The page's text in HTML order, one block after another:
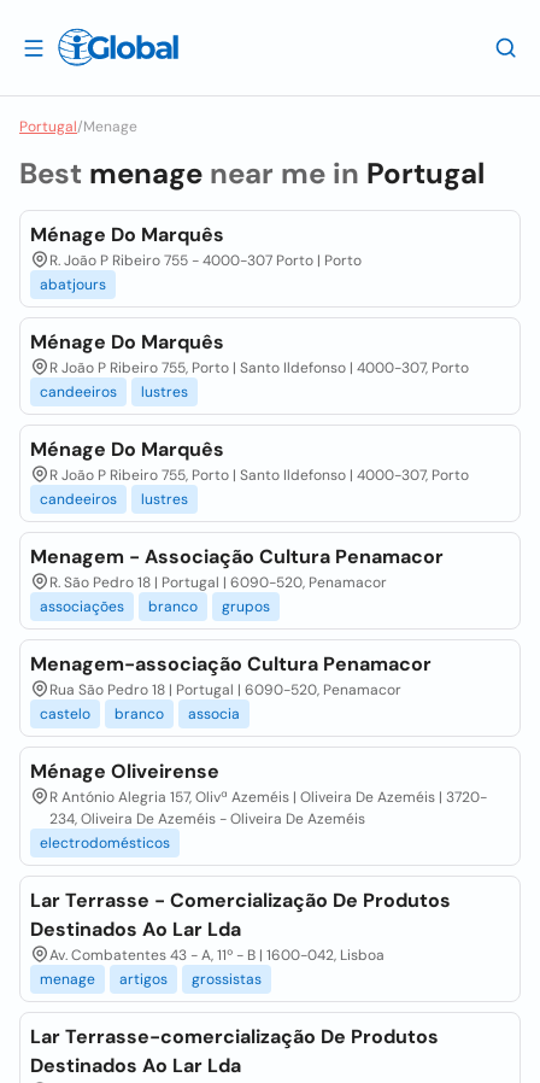
Portugal/Menage
Best menage near me in Portugal
Ménage Do Marquês
R. João P Ribeiro 755 - 4000-307 Porto | Porto
abatjours
Ménage Do Marquês
R João P Ribeiro 755, Porto | Santo Ildefonso | 4000-307, Porto
candeeiros
lustres
Ménage Do Marquês
R João P Ribeiro 755, Porto | Santo Ildefonso | 4000-307, Porto
candeeiros
lustres
Menagem - Associação Cultura Penamacor
R. São Pedro 18 | Portugal | 6090-520, Penamacor
associações
branco grupos
Menagem-associação Cultura Penamacor
Rua São Pedro 18 | Portugal | 6090-520, Penamacor
castelo
branco associa
Ménage Oliveirense
R António Alegria 157, Olivª Azeméis | Oliveira De Azeméis | 3720-
234, Oliveira De Azeméis - Oliveira De Azeméis
electrodomésticos
Lar Terrasse - Comercialização De Produtos
Destinados Ao Lar Lda
Av. Combatentes 43 - A, 11º - B | 1600-042, Lisboa
menage
artigos grossistas
Lar Terrasse-comercialização De Produtos
Destinados Ao Lar Lda